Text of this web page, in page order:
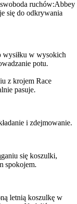
ruchów:Abbey
się do odkrywania
wysiłku w wysokich
potu.
z krojem Race
pasuje.
i zdejmowanie.
się koszulki,
spokojem.
letnią koszulkę w